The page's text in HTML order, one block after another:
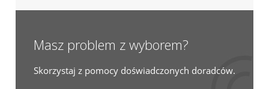
Masz problem z wyborem?
Skorzystaj z pomocy doświadczonych doradców.